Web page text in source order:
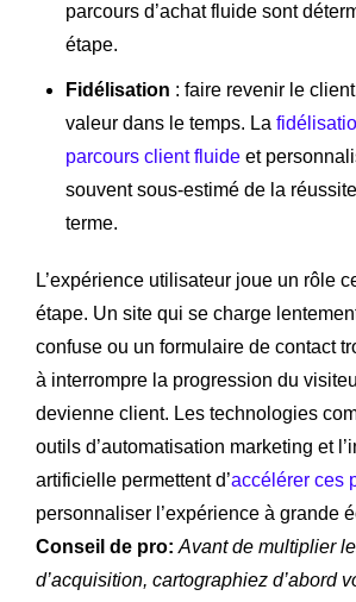
parcours d’achat fluide sont
étape.
Fidélisation : faire revenir le
valeur dans le temps. La
parcours client fluide et
souvent sous-estimé de la
terme.
L’expérience utilisateur joue un rôle
étape. Un site qui se charge
confuse ou un formulaire de contact
à interrompre la progression du
devienne client. Les technologies
outils d’automatisation marketing et
artificielle permettent d’accélérer ces
personnaliser l’expérience à grande
Conseil de pro: Avant de multiplier
d’acquisition, cartographiez d’abord